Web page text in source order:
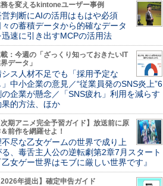
を変えるkintoneユーザー事例
営判断にAIの活用はもはや必須
々の蓄積データから的確なデータ
迅速に引き出すMCPの活用法
：今週の「ざっくり知っておきたいIT
データ」
シス人材不足でも「採用予定な
」中小企業の意見／“従業員発のSNS炎上”6
の企業が懸念／「SNS疲れ」利用を減らす
果的方法、ほか
次期アニメ完全予習ガイド】放送前に原
前作を網羅せよ！
不尽な乙女ゲームの世界で成り上
る、毒舌主人公の逆転劇第2章7月スタート
乙女ゲー世界はモブに厳しい世界です』
2026年提出】確定申告ガイド